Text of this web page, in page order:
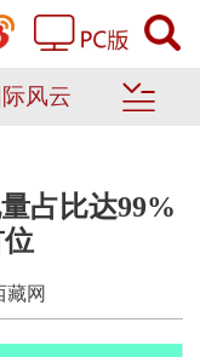
际风云
占比达99%
藏网